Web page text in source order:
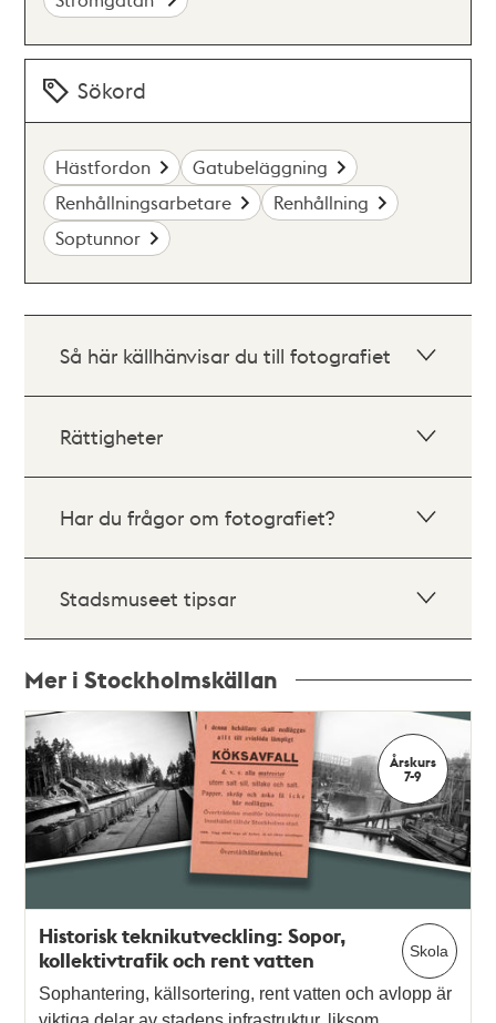
Sökord
Hästfordon
Gatubeläggning
Renhållningsarbetare
Renhållning
Soptunnor
Så här källhänvisar du till fotografiet
Rättigheter
Har du frågor om fotografiet?
Stadsmuseet tipsar
Mer i Stockholmskällan
Relaterade
poster
och
teman
Årskurs
7-9
Skola
Historisk teknikutveckling: Sopor,
kollektivtrafik och rent vatten
Sophantering, källsortering, rent vatten och avlopp är